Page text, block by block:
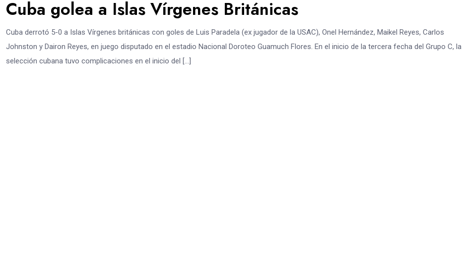
Cuba golea a Islas Vírgenes Británicas
Cuba derrotó 5-0 a Islas Vírgenes británicas con goles de Luis Paradela (ex jugador de la USAC), Onel Hernández, Maikel Reyes, Carlos
Johnston y Dairon Reyes, en juego disputado en el estadio Nacional Doroteo Guamuch Flores. En el inicio de la tercera fecha del Grupo C, la
selección cubana tuvo complicaciones en el inicio del […]